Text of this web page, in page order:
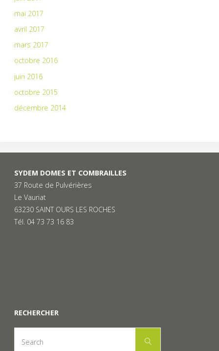
mai 2017
avril 2017
mars 2017
octobre 2016
juin 2016
octobre 2015
décembre 2014
SYDEM DOMES ET COMBRAILLES
37 Route de Pulvérières
Le Vauriat
63230 SAINT OURS LES ROCHES
Tél. 04 73 73 16 83
RECHERCHER
Search